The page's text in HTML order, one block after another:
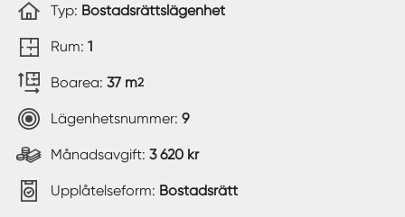
Typ: Bostadsrättslägenhet
Rum: 1
Boarea: 37 m2
Lägenhetsnummer: 9
Månadsavgift: 3 620 kr
Upplåtelseform: Bostadsrätt